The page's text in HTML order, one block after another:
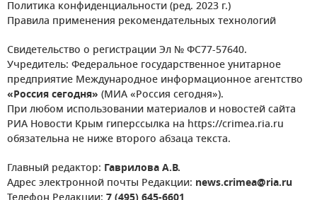
Политика конфиденциальности (ред. 2023 г.)
Правила применения рекомендательных технологий
Свидетельство о регистрации Эл № ФС77-57640.
Учредитель: Федеральное государственное унитарное
предприятие Международное информационное агентство
«Россия сегодня» (МИА «Россия сегодня»).
При любом использовании материалов и новостей сайта
РИА Новости Крым гиперссылка на https://crimea.ria.ru
обязательна не ниже второго абзаца текста.
Главный редактор: Гаврилова А.В.
Адрес электронной почты Редакции: news.crimea@ria.ru